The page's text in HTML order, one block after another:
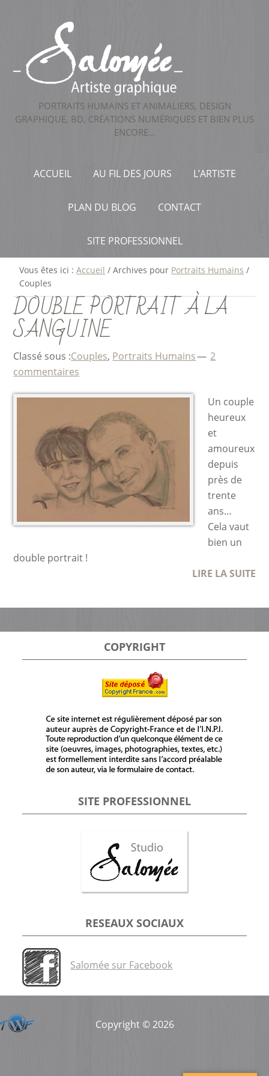
PORTRAITS HUMAINS ET ANIMALIERS, DESIGN
GRAPHIQUE, BD, CRÉATIONS NUMÉRIQUES ET BIEN PLUS
ENCORE...
ACCUEIL AU FIL DES JOURS L’ARTISTE
PLAN DU BLOG CONTACT
SITE PROFESSIONNEL
Vous êtes ici :Accueil / Archives pour Portraits Humains /
Couples
DOUBLE PORTRAIT À LA
SANGUINE
Classé sous :Couples, Portraits Humains
2
commentaires
Un couple
heureux
et
amoureux
depuis
près de
trente
ans…
Cela vaut
bien un
double portrait !
LIRE LA SUITE
COPYRIGHT
SITE PROFESSIONNEL
RESEAUX SOCIAUX
Salomée sur Facebook
Copyright © 2026